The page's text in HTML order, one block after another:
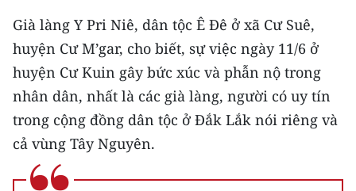
Già làng Y Pri Niê, dân tộc Ê Đê ở xã Cư Suê,
huyện Cư M’gar, cho biết, sự việc ngày 11/6 ở
huyện Cư Kuin gây bức xúc và phẫn nộ trong
nhân dân, nhất là các già làng, người có uy tín
trong cộng đồng dân tộc ở Đắk Lắk nói riêng và
cả vùng Tây Nguyên.